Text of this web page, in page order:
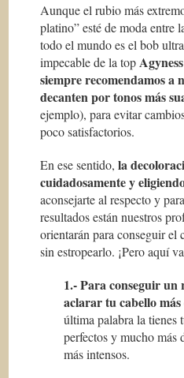
Aunque el rubio más
platino” esté de moda entre
todo el mundo es el bob
impecable de la top
siempre recomendamos a
decanten por tonos más
ejemplo), para evitar
poco satisfactorios.
En ese sentido,la
cuidadosamente y
aconsejarte al respecto y
resultados están nuestros
orientarán para conseguir el
sin estropearlo. ¡Pero aquí
1.- Para conseguir
aclarar tu cabello más
última palabra la tienes
perfectos y mucho más
más intensos.